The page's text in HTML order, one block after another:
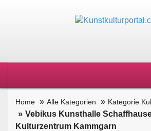
Home Alle Kategorien Kategorie
Vebikus Kunsthalle
Kulturzentrum Kammgarn